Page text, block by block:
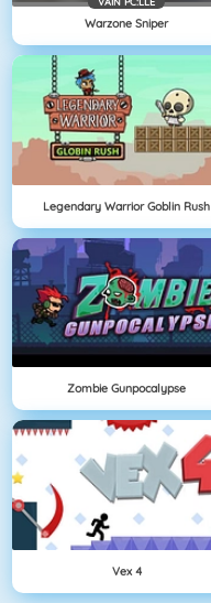
Warzone Sniper
Legendary Warrior Goblin Rush
Zombie Gunpocalypse
Vex 4